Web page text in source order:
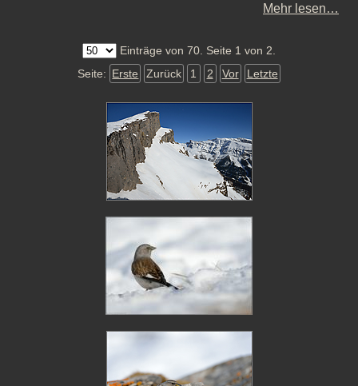
Mehr lesen…
Einträge von 70. Seite 1 von 2.
Seite: Erste Zurück 1 2 Vor Letzte